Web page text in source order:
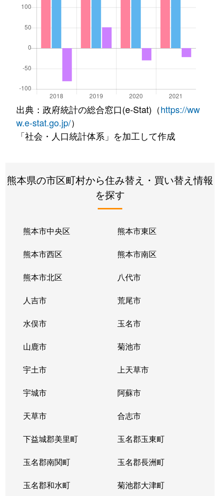
出典：政府統計の総合窓口(e-Stat)（https://ww
w.e-stat.go.jp/）
「社会・人口統計体系」を加工して作成
熊本県の市区町村から住み替え・買い替え情報
を探す
熊本市中央区 熊本市東区
熊本市西区 熊本市南区
熊本市北区 八代市
人吉市 荒尾市
水俣市 玉名市
山鹿市 菊池市
宇土市 上天草市
宇城市 阿蘇市
天草市 合志市
下益城郡美里町 玉名郡玉東町
玉名郡南関町 玉名郡長洲町
玉名郡和水町 菊池郡大津町